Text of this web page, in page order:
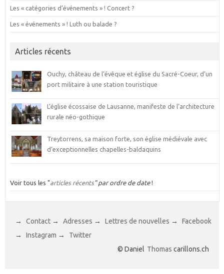
Les « catégories d’événements » ! Concert ?
Les « événements » ! Luth ou balade ?
Articles récents
Ouchy, château de l’évêque et église du Sacré-Coeur, d’un
port militaire à une station touristique
L’église écossaise de Lausanne, manifeste de l’architecture
rurale néo-gothique
Treytorrens, sa maison forte, son église médiévale avec
d’exceptionnelles chapelles-baldaquins
Voir tous les "articles récents" par ordre de date!
→ Contact → Adresses → Lettres de nouvelles →
Facebook
→
Instagram →
Twitter
© Daniel Thomas carillons.ch